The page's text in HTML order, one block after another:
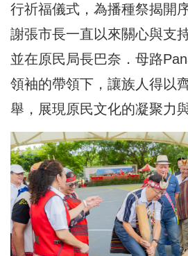
行祈福儀式，為播種祭揭開
謝張市長一直以來關心與支
並在原民局長巴奈．母路
領袖的帶領下，讓族人得以
舉，展現原民文化的凝聚力與